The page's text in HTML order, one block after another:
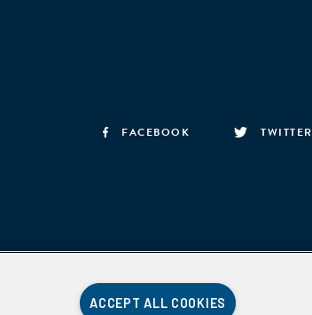
FACEBOOK TWITTER
ACCEPT ALL COOKIES